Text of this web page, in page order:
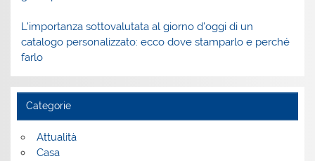
L’importanza sottovalutata al giorno d’oggi di un
catalogo personalizzato: ecco dove stamparlo e perché
farlo
Categorie
Attualità
Casa